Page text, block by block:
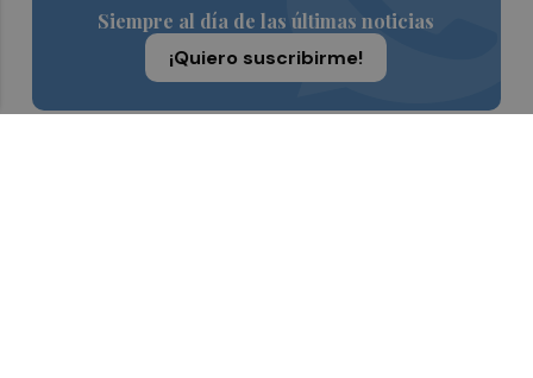
Siempre al día de las últimas noticias
¡Quiero suscribirme!